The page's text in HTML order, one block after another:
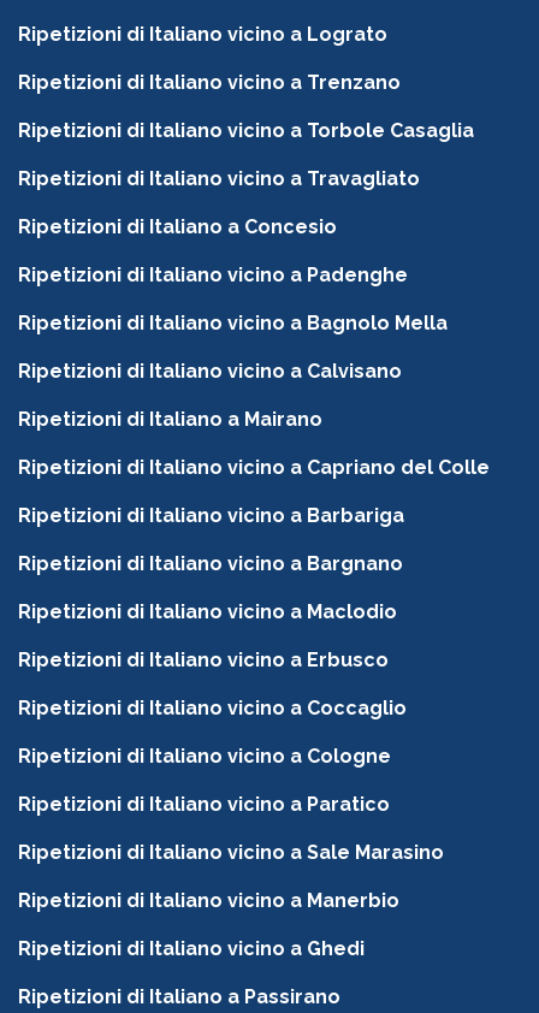
Ripetizioni di Italiano vicino a Lograto
Ripetizioni di Italiano vicino a Trenzano
Ripetizioni di Italiano vicino a Torbole Casaglia
Ripetizioni di Italiano vicino a Travagliato
Ripetizioni di Italiano a Concesio
Ripetizioni di Italiano vicino a Padenghe
Ripetizioni di Italiano vicino a Bagnolo Mella
Ripetizioni di Italiano vicino a Calvisano
Ripetizioni di Italiano a Mairano
Ripetizioni di Italiano vicino a Capriano del Colle
Ripetizioni di Italiano vicino a Barbariga
Ripetizioni di Italiano vicino a Bargnano
Ripetizioni di Italiano vicino a Maclodio
Ripetizioni di Italiano vicino a Erbusco
Ripetizioni di Italiano vicino a Coccaglio
Ripetizioni di Italiano vicino a Cologne
Ripetizioni di Italiano vicino a Paratico
Ripetizioni di Italiano vicino a Sale Marasino
Ripetizioni di Italiano vicino a Manerbio
Ripetizioni di Italiano vicino a Ghedi
Ripetizioni di Italiano a Passirano